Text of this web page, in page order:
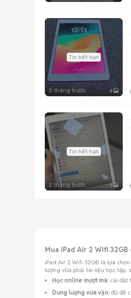
Tin hết hạn
2 tháng trước 6
Tin hết hạn
2 tháng trước 5
Mua iPad Air 2 Wifi
iPad Air 2 Wifi 32GB là lựa
lượng vừa phải tài liệu học tập,
Học online mượt mà: cài đặt
Dung lượng vừa vặn: đủ để